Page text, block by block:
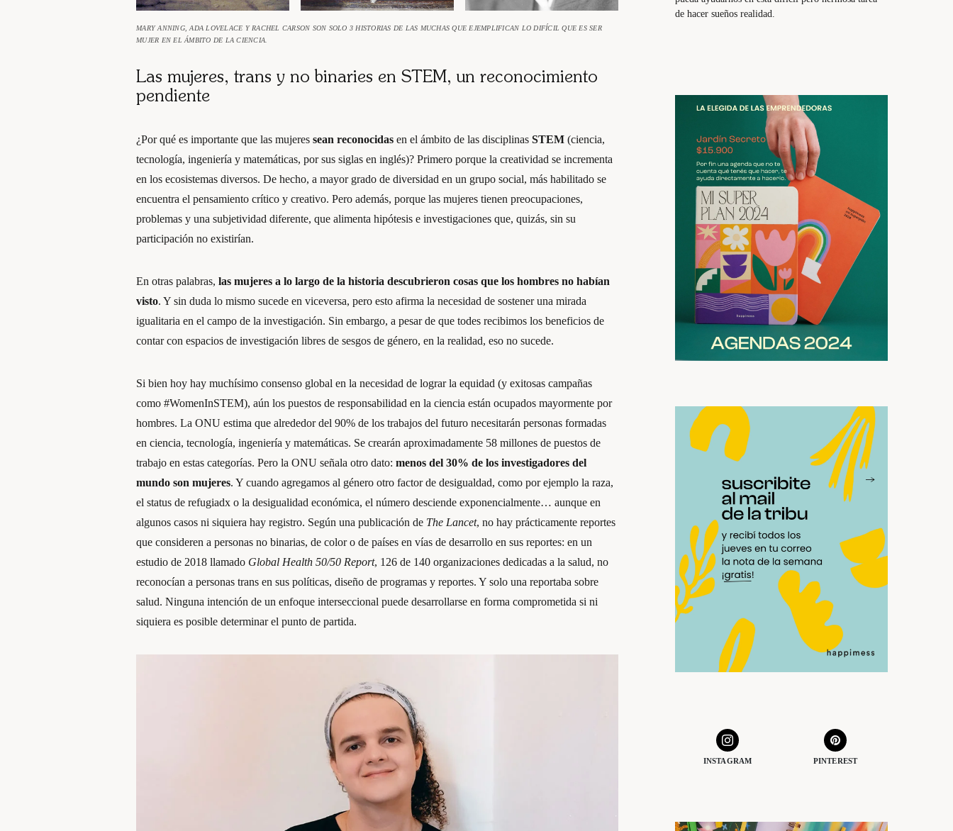
MARY ANNING, ADA LOVELACE Y RACHEL CARSON SON SOLO 3 HISTORIAS DE LAS MUCHAS QUE EJEMPLIFICAN LO DIFÍCIL QUE ES SER
MUJER EN EL ÁMBITO DE LA CIENCIA.
Las mujeres, trans y no binaries en STEM, un reconocimiento
pendiente
¿Por qué es importante que las mujeres sean reconocidas en el ámbito de las disciplinas STEM (ciencia,
tecnología, ingeniería y matemáticas, por sus siglas en inglés)? Primero porque la creatividad se incrementa
en los ecosistemas diversos. De hecho, a mayor grado de diversidad en un grupo social, más habilitado se
encuentra el pensamiento crítico y creativo. Pero además, porque las mujeres tienen preocupaciones,
problemas y una subjetividad diferente, que alimenta hipótesis e investigaciones que, quizás, sin su
participación no existirían.
En otras palabras, las mujeres a lo largo de la historia descubrieron cosas que los hombres no habían
visto. Y sin duda lo mismo sucede en viceversa, pero esto afirma la necesidad de sostener una mirada
igualitaria en el campo de la investigación. Sin embargo, a pesar de que todes recibimos los beneficios de
contar con espacios de investigación libres de sesgos de género, en la realidad, eso no sucede.
Si bien hoy hay muchísimo consenso global en la necesidad de lograr la equidad (y exitosas campañas
como #WomenInSTEM), aún los puestos de responsabilidad en la ciencia están ocupados mayormente por
hombres. La ONU estima que alrededor del 90% de los trabajos del futuro necesitarán personas formadas
en ciencia, tecnología, ingeniería y matemáticas. Se crearán aproximadamente 58 millones de puestos de
trabajo en estas categorías. Pero la ONU señala otro dato: menos del 30% de los investigadores del
mundo son mujeres. Y cuando agregamos al género otro factor de desigualdad, como por ejemplo la raza,
el status de refugiadx o la desigualidad económica, el número desciende exponencialmente… aunque en
algunos casos ni siquiera hay registro. Según una publicación de The Lancet, no hay prácticamente reportes
que consideren a personas no binarias, de color o de países en vías de desarrollo en sus reportes: en un
estudio de 2018 llamado Global Health 50/50 Report, 126 de 140 organizaciones dedicadas a la salud, no
reconocían a personas trans en sus políticas, diseño de programas y reportes. Y solo una reportaba sobre
salud. Ninguna intención de un enfoque interseccional puede desarrollarse en forma comprometida si ni
siquiera es posible determinar el punto de partida.
de hacer sueños realidad.
INSTAGRAM PINTEREST